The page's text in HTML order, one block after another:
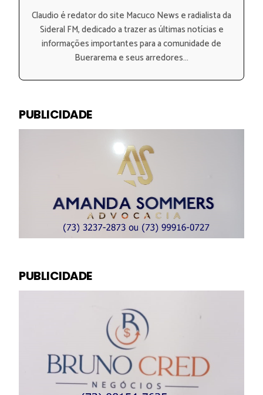
Claudio é redator do site Macuco News e radialista da
Sideral FM, dedicado a trazer as últimas notícias e
informações importantes para a comunidade de
Buerarema e seus arredores...
PUBLICIDADE
PUBLICIDADE